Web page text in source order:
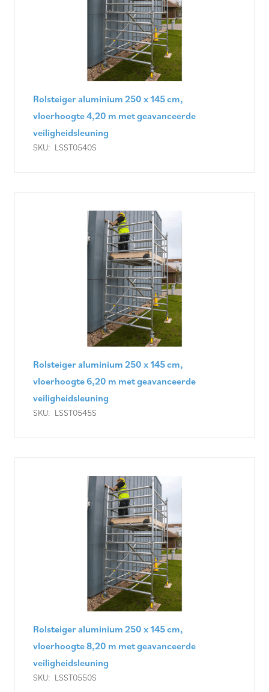
Rolsteiger aluminium 250 x 145 cm,
vloerhoogte 4,20 m met geavanceerde
veiligheidsleuning
SKU: LSST0540S
Rolsteiger aluminium 250 x 145 cm,
vloerhoogte 6,20 m met geavanceerde
veiligheidsleuning
SKU: LSST0545S
Rolsteiger aluminium 250 x 145 cm,
vloerhoogte 8,20 m met geavanceerde
veiligheidsleuning
SKU: LSST0550S